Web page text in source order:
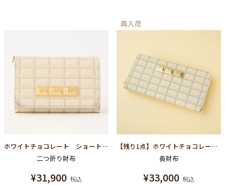
ホワイトチョコレート ショートウォレット（財布）
二つ折り財布
¥31,900 税込
再入荷
【残り1点】ホワイトチョコレート ラウンドファスナーウォレット（財布）
長財布
¥33,000 税込